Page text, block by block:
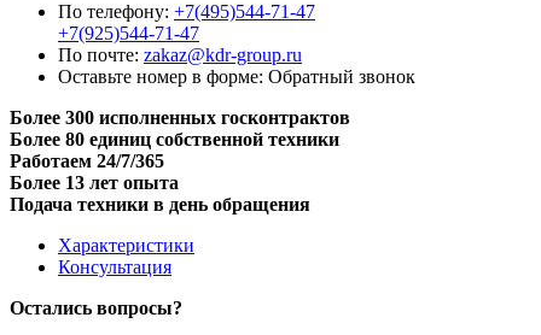
По телефону: +7(495)544-71-47
+7(925)544-71-47
По почте: zakaz@kdr-group.ru
Оставьте номер в форме: Обратный звонок
Более 300 исполненных госконтрактов
Более 80 единиц собственной техники
Работаем 24/7/365
Более 13 лет опыта
Подача техники в день обращения
Характеристики
Консультация
Остались вопросы?